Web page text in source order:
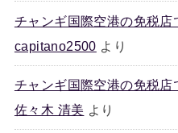
チャンギ国際空港の免税
capitano2500 より
チャンギ国際空港の免税
佐々木 清美 より